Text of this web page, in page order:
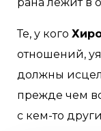
Те, у кого
отношений,
должны
прежде чем
с кем-то